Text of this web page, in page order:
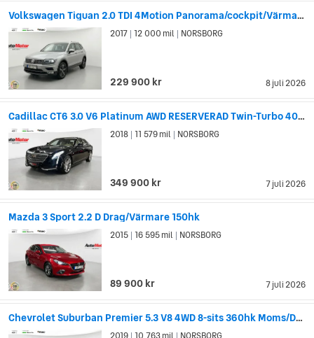
Volkswagen Tiguan 2.0 TDI 4Motion Panorama/cockpit/Värmare/Drag 190hk
8 juli 2026
2017 12 000 mil NORSBORG
229 900 kr
Cadillac CT6 3.0 V6 Platinum AWD RESERVERAD Twin-Turbo 404hp
7 juli 2026
2018 11 579 mil NORSBORG
349 900 kr
Mazda 3 Sport 2.2 D Drag/Värmare 150hk
7 juli 2026
2015 16 595 mil NORSBORG
89 900 kr
Chevrolet Suburban Premier 5.3 V8 4WD 8-sits 360hk Moms/Drag/Värmare